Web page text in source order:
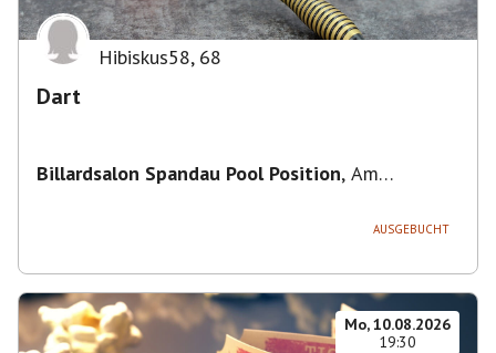
Hibiskus58, 68
Dart
Billardsalon Spandau Pool Position, Am
AUSGEBUCHT
Mo, 10.08.2026
19:30